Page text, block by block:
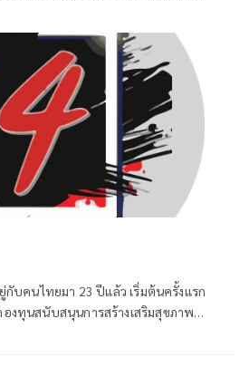
กับคนไทยมา 23 ปีแล้ว เริ่มต้นครั้งแรก
งทุนสนับสนุนการสร้างเสริมสุขภาพ